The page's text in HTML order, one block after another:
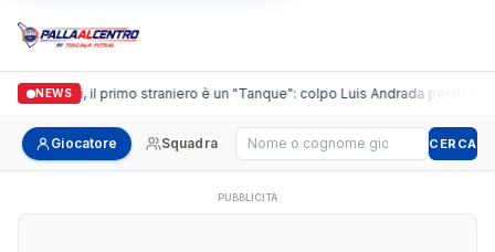
NEWS
Casalguidi, il primo straniero è un "Tanque": colpo Luis Andrada per il
Giocatore Squadra Cerca giocatore CERCA
PUBBLICITÀ